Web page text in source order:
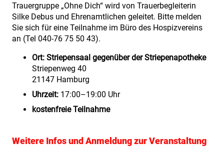
Trauergruppe „Ohne Dich“ wird von Trauerbegleiterin
Silke Debus und Ehrenamtlichen geleitet. Bitte melden
Sie sich für eine Teilnahme im Büro des Hospizvereins
an (Tel 040-76 75 50 43).
Ort: Striepensaal gegenüber der Striepenapotheke
Striepenweg 40
21147 Hamburg
Uhrzeit: 17:00–19:00 Uhr
kostenfreie Teilnahme
Weitere Infos und Anmeldung zur Veranstaltung